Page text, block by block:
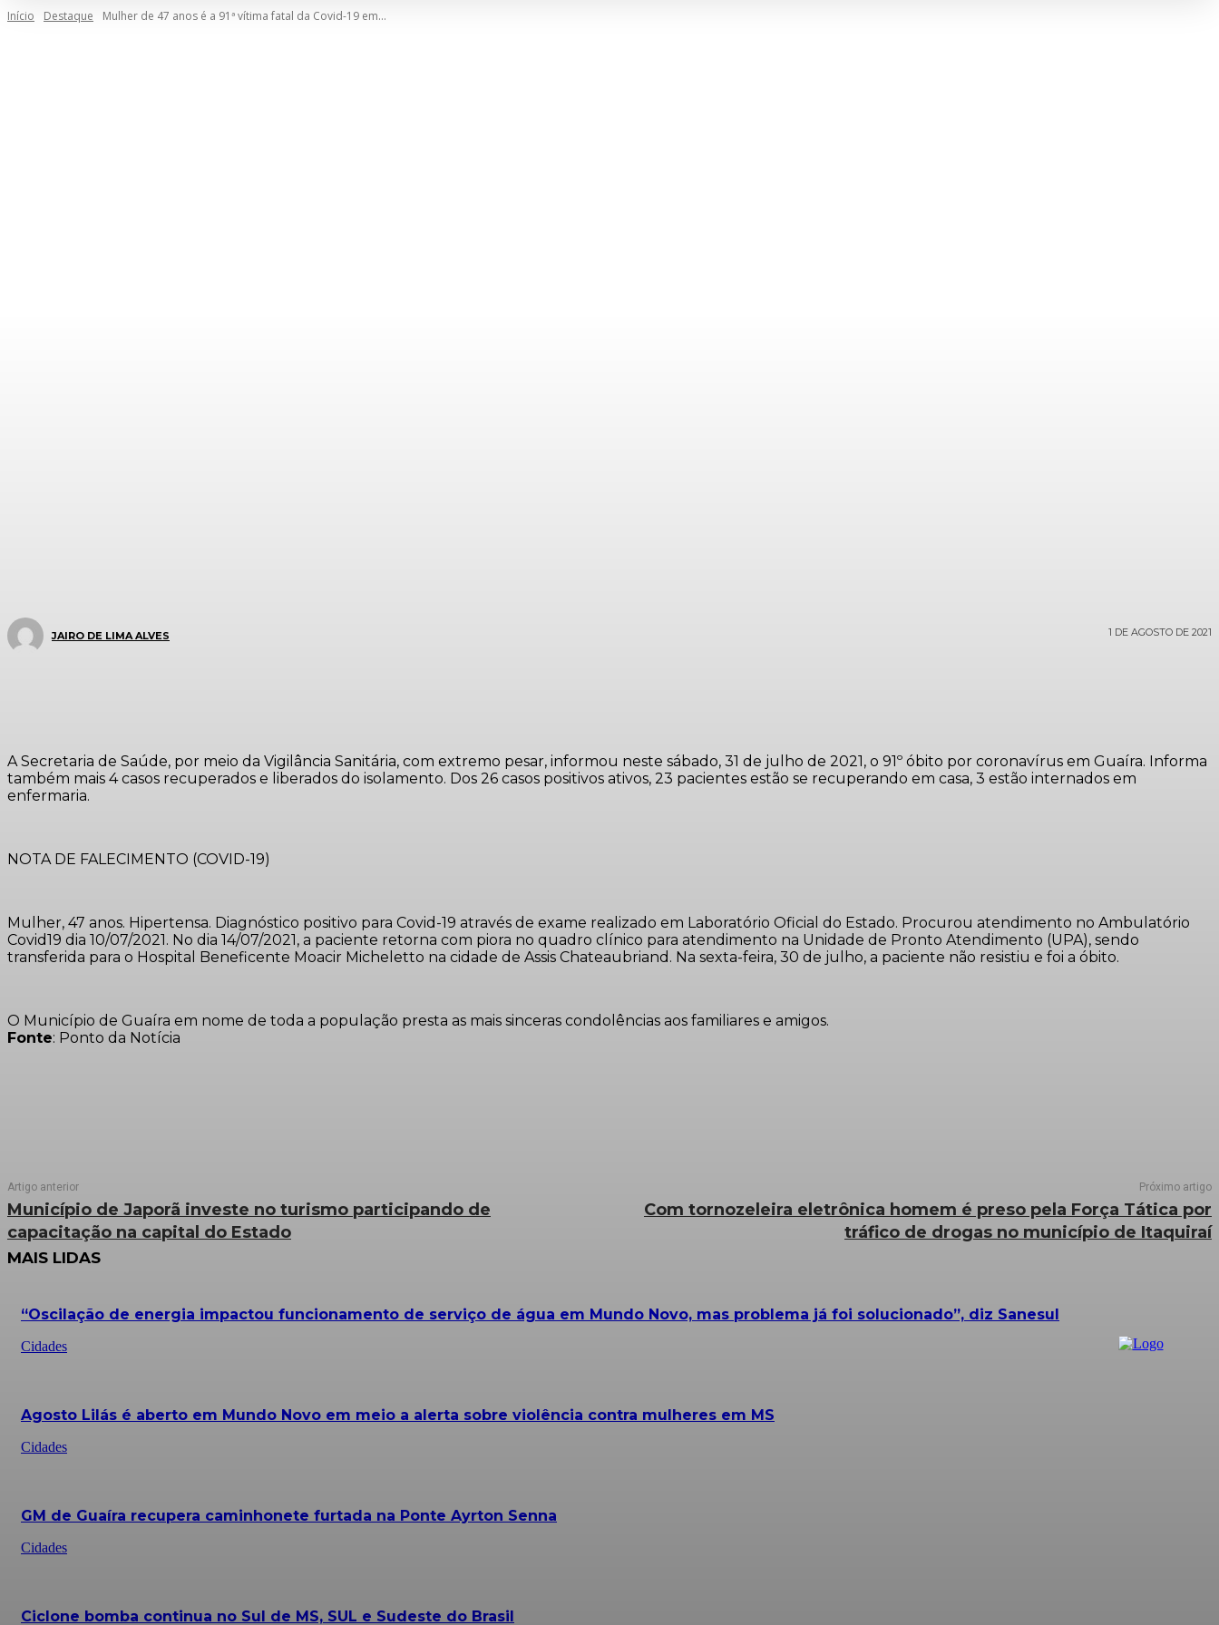
Início Destaque Mulher de 47 anos é a 91ª vítima fatal da Covid-19 em...
JAIRO DE LIMA ALVES 1 DE AGOSTO DE 2021
A Secretaria de Saúde, por meio da Vigilância Sanitária, com extremo pesar, informou neste sábado, 31 de julho de 2021, o 91º óbito por coronavírus em Guaíra. Informa
também mais 4 casos recuperados e liberados do isolamento. Dos 26 casos positivos ativos, 23 pacientes estão se recuperando em casa, 3 estão internados em
enfermaria.
NOTA DE FALECIMENTO (COVID-19)
Mulher, 47 anos. Hipertensa. Diagnóstico positivo para Covid-19 através de exame realizado em Laboratório Oficial do Estado. Procurou atendimento no Ambulatório
Covid19 dia 10/07/2021. No dia 14/07/2021, a paciente retorna com piora no quadro clínico para atendimento na Unidade de Pronto Atendimento (UPA), sendo
transferida para o Hospital Beneficente Moacir Micheletto na cidade de Assis Chateaubriand. Na sexta-feira, 30 de julho, a paciente não resistiu e foi a óbito.
O Município de Guaíra em nome de toda a população presta as mais sinceras condolências aos familiares e amigos.
Fonte: Ponto da Notícia
Artigo anterior
Município de Japorã investe no turismo participando de
capacitação na capital do Estado
Próximo artigo
Com tornozeleira eletrônica homem é preso pela Força Tática por
tráfico de drogas no município de Itaquiraí
MAIS LIDAS
“Oscilação de energia impactou funcionamento de serviço de água em Mundo Novo, mas problema já foi solucionado”, diz Sanesul
Cidades
Agosto Lilás é aberto em Mundo Novo em meio a alerta sobre violência contra mulheres em MS
Cidades
GM de Guaíra recupera caminhonete furtada na Ponte Ayrton Senna
Cidades
Ciclone bomba continua no Sul de MS, SUL e Sudeste do Brasil